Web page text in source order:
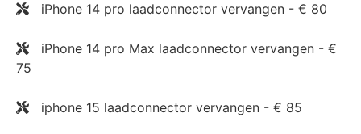
iPhone 14 pro laadconnector vervangen - € 80
iPhone 14 pro Max laadconnector vervangen - €
75
iphone 15 laadconnector vervangen - € 85